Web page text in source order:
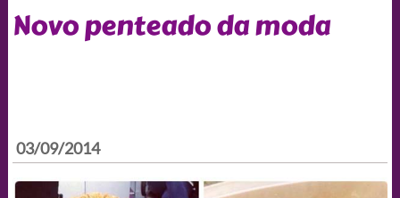
Novo penteado da moda
03/09/2014